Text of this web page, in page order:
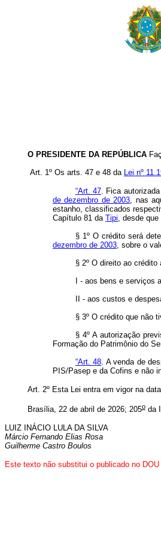
O PRESIDENTE DA REPÚBLICA
Art. 1º Os arts. 47 e 48 da Lei nº
“Art. 47. Fica
de dezembro de 2003, nas
estanho, classificados
Capítulo 81 da Tipi, desde
§ 1º O crédito será
dezembro de 2003, sobre o
§ 2º O direito ao
I - aos bens e serviços
II - aos custos e
§ 3º O crédito que não
§ 4º A autorização
Formação do Patrimônio do
“Art. 48. A venda de
PIS/Pasep e da Cofins e não
Art. 2º Esta Lei entra em vigor na
Brasília, 22 de abril de 2026; 205oda
LUIZ INÁCIO LULA DA SILVA
Márcio Fernando Elias Rosa
Guilherme Castro Boulos
Este texto não substitui o publicado no